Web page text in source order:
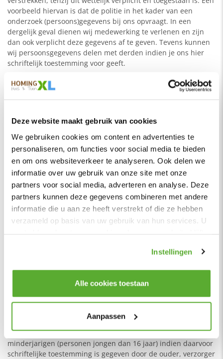
Deze website maakt gebruik van cookies
We gebruiken cookies om content en advertenties te
personaliseren, om functies voor social media te bieden
en om ons websiteverkeer te analyseren. Ook delen we
informatie over uw gebruik van onze site met onze
partners voor social media, adverteren en analyse. Deze
partners kunnen deze gegevens combineren met andere
informatie die u aan ze heeft verstrekt of die ze hebben
verzameld op basis van uw gebruik van hun services. U
Instellingen
Alle cookies toestaan
Aanpassen
voorbeeld hiervan is dat de politie in het kader van een
onderzoek (persoons)gegevens bij ons opvraagt. In een
dergelijk geval dienen wij medewerking te verlenen en zijn
dan ook verplicht deze gegevens af te geven. Tevens kunnen
wij persoonsgegevens delen met derden indien je ons hier
schriftelijk toestemming voor geeft.
Klarna
(checkout) aan Klarna doorgeven, zodat Klarna kan
beoordelen of je in aanmerking komt voor de betaalmethoden
van Klarna en deze betaalmethoden voor je op maat kan
maken. Je persoonsgegevens worden verwerkt in
overeenstemming met deprivacyverklaring van Klarna.
Cookies
Om je meer service te bieden bij het bezoeken van websites
maken de meeste sites gebruik van cookies. Lees hier meer
gevestigd zijn buiten de Europese Unie.
Wij verwerken enkel en alleen persoonsgegevens van
minderjarigen (personen jongen dan 16 jaar) indien daarvoor
schriftelijke toestemming is gegeven door de ouder, verzorger